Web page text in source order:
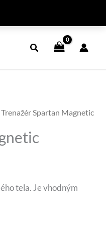
Spartan Magnetic
tela. Je vhodným